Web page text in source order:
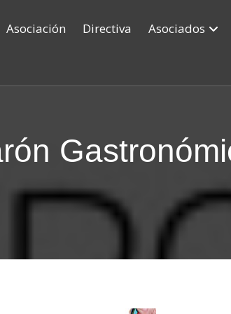
Asociación Directiva Asociados